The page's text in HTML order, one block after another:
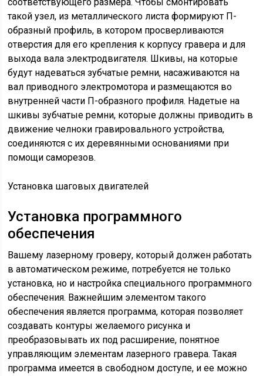
такой узел, из металлического листа формируют П-
образный профиль, в котором просверливаются
отверстия для его крепления к корпусу гравера и для
выхода вала электродвигателя. Шкивы, на которые
будут надеваться зубчатые ремни, насаживаются на
вал приводного электромотора и размещаются во
внутренней части П-образного профиля. Надетые на
шкивы зубчатые ремни, которые должны приводить в
движение челноки гравировального устройства,
соединяются с их деревянными основаниями при
помощи саморезов.
Установка шаговых двигателей
Установка программного
обеспечения
Вашему лазерному гроверу, который должен работать
в автоматическом режиме, потребуется не только
установка, но и настройка специального программного
обеспечения. Важнейшим элементом такого
обеспечения является программа, которая позволяет
создавать контуры желаемого рисунка и
преобразовывать их под расширение, понятное
управляющим элементам лазерного гравера. Такая
программа имеется в свободном доступе, и ее можно